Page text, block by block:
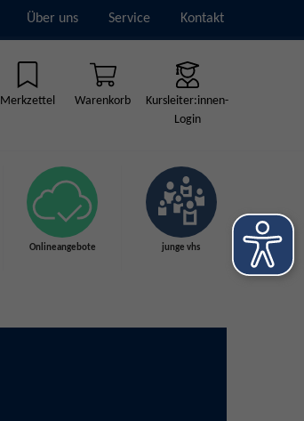
Über uns Service Kontakt
Merkzettel Warenkorb
Kursleiter:innen-
Login
Onlineangebote junge vhs